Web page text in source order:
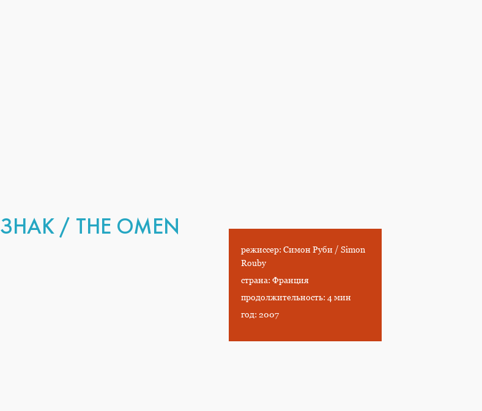
ЗНАК / THE OMEN
режиссер: Симон Руби / Simon
Rouby
страна: Франция
продолжительность: 4 мин
год: 2007